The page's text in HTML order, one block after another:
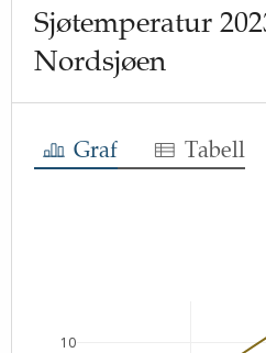
Kilde:
Lenke til kilde
Sjøtemperatur
Nordsjøen
Graf Tabell
10